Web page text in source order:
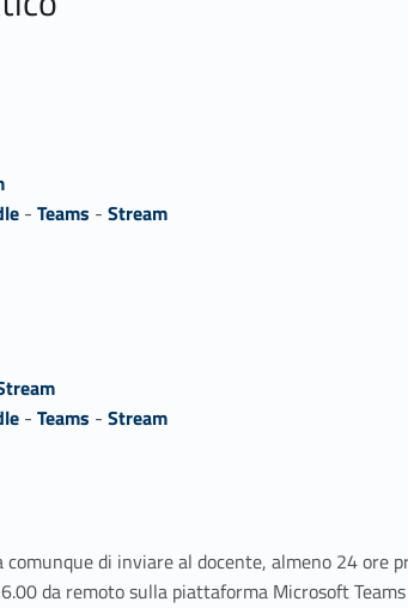
-Teams -Stream
-Teams -Stream
di inviare al docente, almeno 24 ore
da remoto sulla piattaforma Microsoft